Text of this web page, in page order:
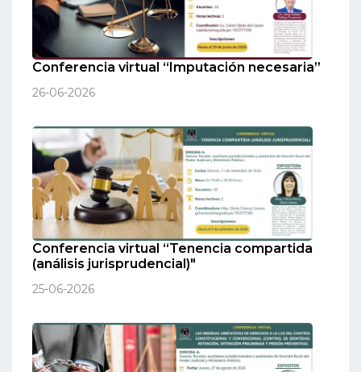
Conferencia virtual “Imputación necesaria”
26-06-2026
Conferencia virtual “Tenencia compartida
(análisis jurisprudencial)"
25-06-2026